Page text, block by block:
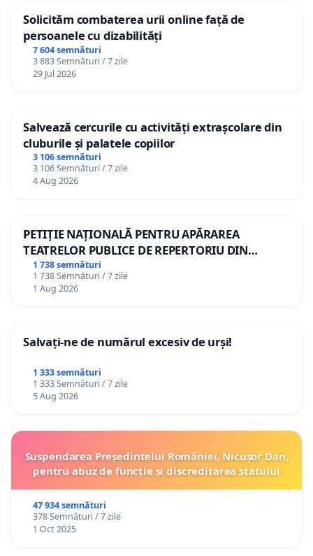
Solicităm combaterea urii online față de
persoanele cu dizabilități
7 604 semnături
3 883 Semnături / 7 zile
29 Jul 2026
Salvează cercurile cu activități extrașcolare din
cluburile și palatele copiilor
3 106 semnături
3 106 Semnături / 7 zile
4 Aug 2026
PETIȚIE NAȚIONALĂ PENTRU APĂRAREA
TEATRELOR PUBLICE DE REPERTORIU DIN
ROMÂNIA
1 738 semnături
1 738 Semnături / 7 zile
1 Aug 2026
Salvați-ne de numărul excesiv de urși!
1 333 semnături
1 333 Semnături / 7 zile
5 Aug 2026
Suspendarea Președintelui României, Nicușor Dan,
pentru abuz de funcție și discreditarea statului
47 934 semnături
378 Semnături / 7 zile
1 Oct 2025